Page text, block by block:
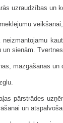
uzraudzības un
sienām.
mazgāšanas un
pārstrādes
un